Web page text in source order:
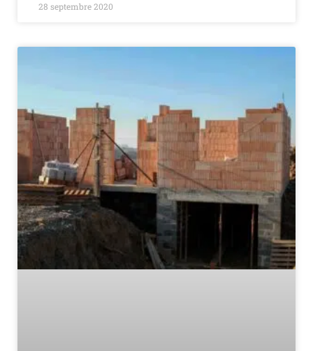
28 septembre 2020